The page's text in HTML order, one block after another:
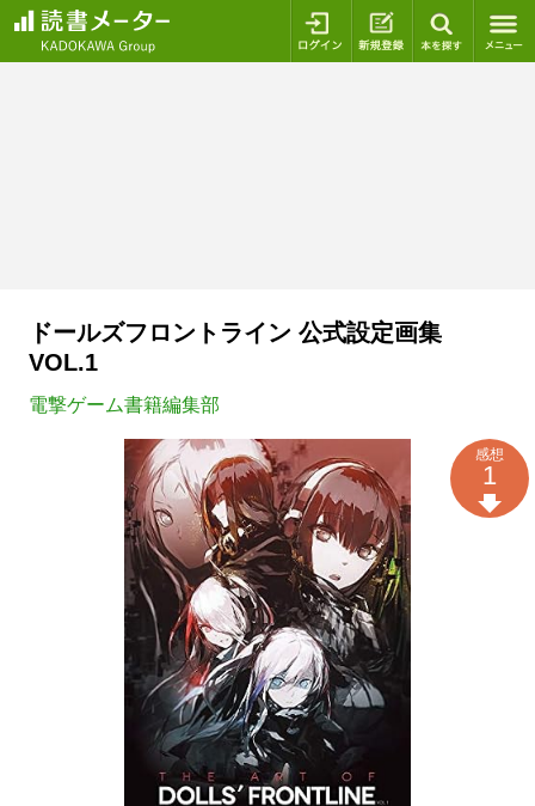
ログイン 新規登録
ドールズフロントライン 公式設定画集
VOL.1
電撃ゲーム書籍編集部
感想
1